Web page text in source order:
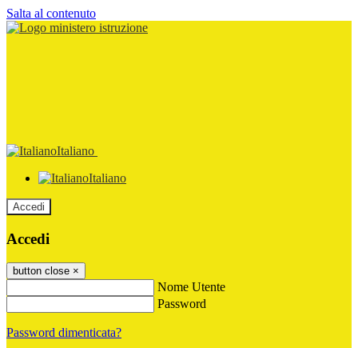
Salta al contenuto
Italiano
Italiano
Accedi
Accedi
button close ×
Nome Utente
Password
Password dimenticata?